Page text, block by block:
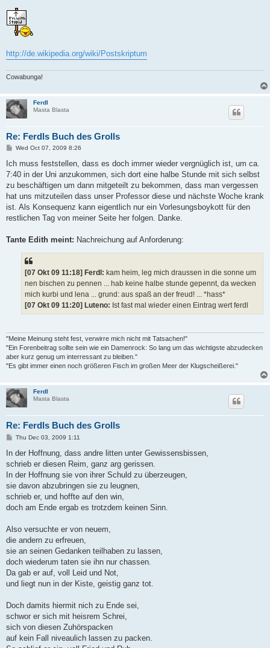
http://de.wikipedia.org/wiki/Postskriptum
Cowabunga!
Ferdl
Masta Blasta
Re: Ferdls Buch des Grolls
P
s
Wed Oct 07, 2009 8:26
Ich muss feststellen, dass es doch immer wieder vergnüglich ist, um ca.
7:40 in der Uni anzukommen, sich dort eine halbe Stunde mit sich selbst
zu beschäftigen um dann mitgeteilt zu bekommen, dass man vergessen
hat uns mitzuteilen dass unser Professor diese und nächste Woche krank
ist. Als Konsequenz kann eigentlich nur ein Vorlesungsboykott für den
restlichen Tag von meiner Seite her folgen. Danke.
Tante Edith meint: Nachreichung auf Anforderung:
[07 Okt 09 11:18] Ferdl: kam heim, leg mich draussen in die sonne um
nen bischen zu pennen ... hab keine halbe stunde gepennt, da wecken
mich kurbi und lena ... grund: aus spaß an der freud! ... *hass*
[07 Okt 09 11:20] Luteno: Ist fast mal wieder einen Eintrag wert ferdl
"Meine Meinung steht fest, verwirre mich nicht mit Tatsachen!"
"Ein Forenbeitrag sollte sein wie ein Damenrock: So lang um das wichtigste abzudecken
aber kurz genug um interressant zu bleiben."
"Es gibt immer einen noch größeren Fisch im großen Meer der Klugscheißerei."
Ferdl
Masta Blasta
Re: Ferdls Buch des Grolls
P
s
Thu Dec 03, 2009 1:11
In der Hoffnung, dass andre litten unter Gewissensbissen,
schrieb er diesen Reim, ganz arg gerissen.
In der Hoffnung sie von ihrer Schuld zu überzeugen,
sie davon abzubringen sie zu leugnen,
schrieb er, und hoffte auf den win,
doch am Ende ergab es trotzdem keinen Sinn.
Also versuchte er von neuem,
die andern zu erfreuen,
sie an seinen Gedanken teilhaben zu lassen,
doch wiederum taten sie ihn nur chassen.
Da gab er auf, voll Leid und Not,
und liegt nun in der Kiste, geistig ganz tot.
Doch damits hiermit nich zu Ende sei,
schwor er sich mit heisrem Schrei,
sich von diesen Zuhörspacken
auf kein Fall niveaulich lassen zu packen.